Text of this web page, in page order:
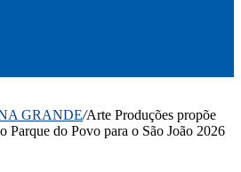
GRANDE/Arte Produções propõe
Parque do Povo para o São João 2026